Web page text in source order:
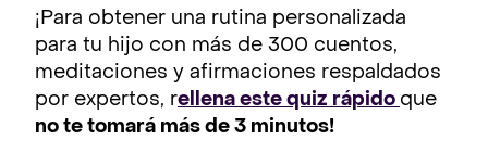
¡Para obtener una rutina personalizada
para tu hijo con más de 300 cuentos,
meditaciones y afirmaciones respaldados
por expertos, rellena este quiz rápido que
no te tomará más de 3 minutos!